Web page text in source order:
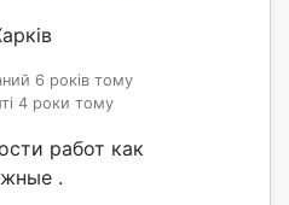
6 років тому
4 роки тому
работ как
.